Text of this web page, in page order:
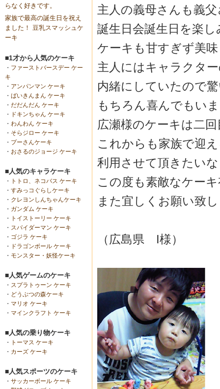
らなく好きです。
家族で最高の誕生日を祝え
ました！ 豆乳スマッシュケ
ーキ
■1才から人気のケーキ
・ ファーストバースデー ケー
キ
・ アンパンマン ケーキ
・ ばいきんまん ケーキ
・ だだんだん ケーキ
・
ドキンちゃん ケーキ
・ わんわん ケーキ
・ そらジロー ケーキ
・ プーさんケーキ
・ おさるのジョージ ケーキ
■人気のキャラケーキ
・
トトロ、ネコバス ケーキ
・ すみっコぐらしケーキ
・ クレヨンしんちゃんケーキ
・ ガンダム ケーキ
・
トイストーリー ケーキ
・ スパイダーマン ケーキ
・ ゴジラ ケーキ
・
ドラゴンボール ケーキ
・ モンスター・妖怪ケーキ
■人気ゲームのケーキ
・ スプラトゥーン ケーキ
・ どうぶつの森ケーキ
・ マリオ ケーキ
・ マインクラフト ケーキ
■人気の乗り物ケーキ
・
トーマス ケーキ
・ カーズ ケーキ
■人気スポーツのケーキ
・ サッカーボール ケーキ
主人の義母さんも義
誕生日会誕生日を楽
ケーキも甘すぎず美
主人にはキャラクタ
内緒にしていたので
もちろん喜んでもい
広瀬様のケーキは二
これからも家族で迎
利用させて頂きたい
この度も素敵なケー
また宜しくお願い致
（広島県 I様）